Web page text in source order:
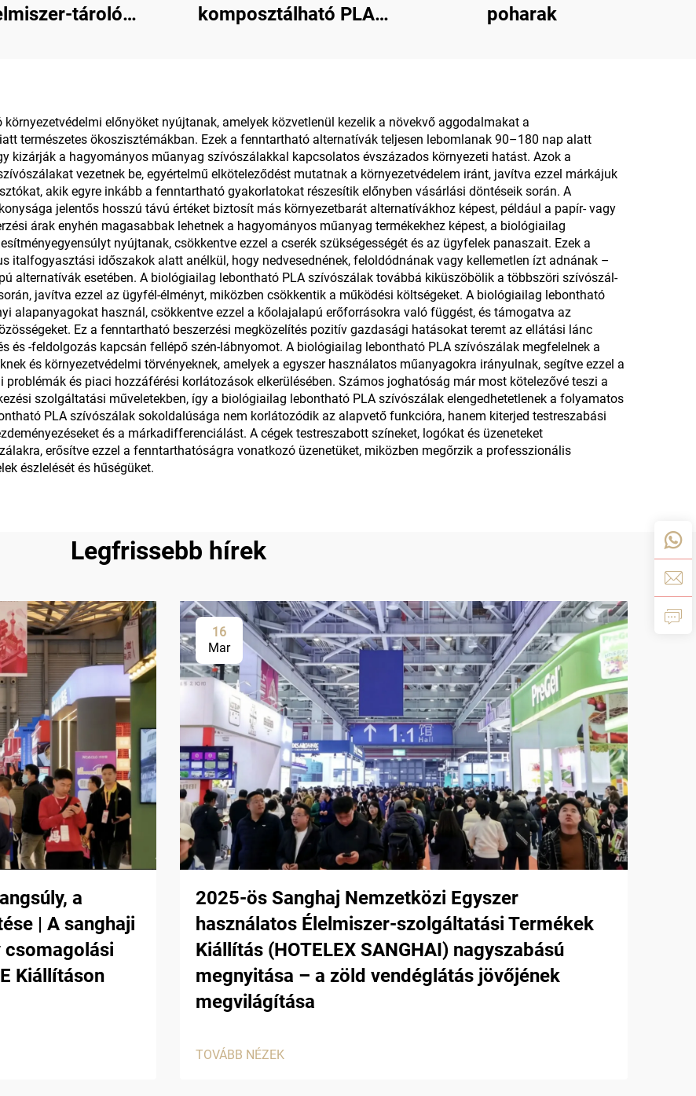
tároló
komposztálható PLA
poharak
előnyöket nyújtanak, amelyek közvetlenül kezelik a növekvő aggodalmakat a
természetes ökoszisztémákban. Ezek a fenntartható alternatívák teljesen lebomlanak 90–180 nap alatt
kizárják a hagyományos műanyag szívószálakkal kapcsolatos évszázados környezeti hatást. Azok a
vezetnek be, egyértelmű elköteleződést mutatnak a környezetvédelem iránt, javítva ezzel márkájuk
akik egyre inkább a fenntartható gyakorlatokat részesítik előnyben vásárlási döntéseik során. A
jelentős hosszú távú értéket biztosít más környezetbarát alternatívákhoz képest, például a papír- vagy
árak enyhén magasabbak lehetnek a hagyományos műanyag termékekhez képest, a biológiailag
nyújtanak, csökkentve ezzel a cserék szükségességét és az ügyfelek panaszait. Ezek a
italfogyasztási időszakok alatt anélkül, hogy nedvesednének, feloldódnának vagy kellemetlen ízt adnának –
alternatívák esetében. A biológiailag lebontható PLA szívószálak továbbá kiküszöbölik a többszöri szívószál-
javítva ezzel az ügyfél-élményt, miközben csökkentik a működési költségeket. A biológiailag lebontható
alapanyagokat használ, csökkentve ezzel a kőolajalapú erőforrásokra való függést, és támogatva az
Ez a fenntartható beszerzési megközelítés pozitív gazdasági hatásokat teremt az ellátási lánc
és -feldolgozás kapcsán fellépő szén-lábnyomot. A biológiailag lebontható PLA szívószálak megfelelnek a
és környezetvédelmi törvényeknek, amelyek a egyszer használatos műanyagokra irányulnak, segítve ezzel a
és piaci hozzáférési korlátozások elkerülésében. Számos joghatóság már most kötelezővé teszi a
szolgáltatási műveletekben, így a biológiailag lebontható PLA szívószálak elengedhetetlenek a folyamatos
PLA szívószálak sokoldalúsága nem korlátozódik az alapvető funkcióra, hanem kiterjed testreszabási
és a márkadifferenciálást. A cégek testreszabott színeket, logókat és üzeneteket
erősítve ezzel a fenntarthatóságra vonatkozó üzenetüket, miközben megőrzik a professzionális
észlelését és hűségüket.
Legfrissebb hírek
a
| A sanghaji
csomagolási
Kiállításon
16
Mar
2025-ös Sanghaj Nemzetközi Egyszer
használatos Élelmiszer-szolgáltatási Termékek
Kiállítás (HOTELEX SANGHAI) nagyszabású
megnyitása – a zöld vendéglátás jövőjének
megvilágítása
TOVÁBB NÉZEK